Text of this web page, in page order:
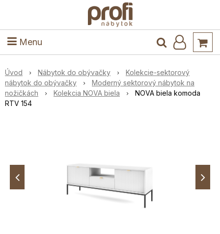
Menu
Kuchyňa a jedáleň
Úvod Nábytok do obývačky
Kolekcie-sektorový
nábytok do obývačky
Moderný sektorový nábytok na
nožičkách
Kolekcia NOVA biela
NOVA biela komoda
RTV 154